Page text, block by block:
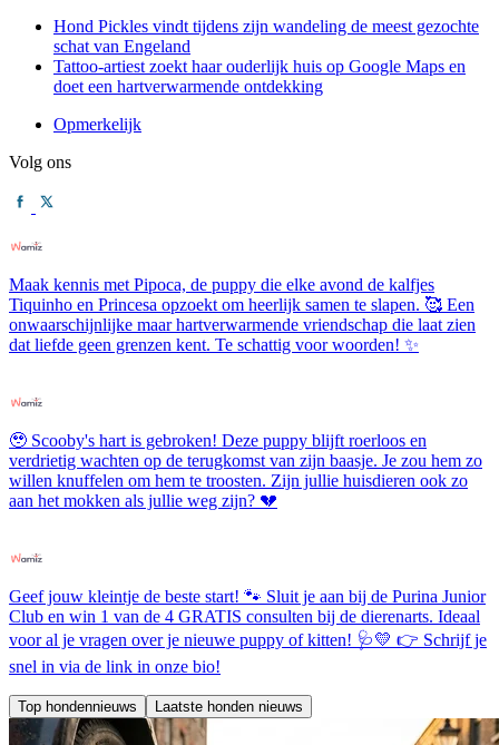
Hond Pickles vindt tijdens zijn wandeling de meest gezochte
schat van Engeland
Tattoo-artiest zoekt haar ouderlijk huis op Google Maps en
doet een hartverwarmende ontdekking
Opmerkelijk
Volg ons
Maak kennis met Pipoca, de puppy die elke avond de kalfjes
Tiquinho en Princesa opzoekt om heerlijk samen te slapen. 🥰 Een
onwaarschijnlijke maar hartverwarmende vriendschap die laat zien
dat liefde geen grenzen kent. Te schattig voor woorden! ✨
🥹 Scooby's hart is gebroken! Deze puppy blijft roerloos en
verdrietig wachten op de terugkomst van zijn baasje. Je zou hem zo
willen knuffelen om hem te troosten. Zijn jullie huisdieren ook zo
aan het mokken als jullie weg zijn? 💔
Geef jouw kleintje de beste start! 🐾 Sluit je aan bij de Purina Junior
Club en win 1 van de 4 GRATIS consulten bij de dierenarts. Ideaal
voor al je vragen over je nieuwe puppy of kitten! 🩺💛 👉 Schrijf je
snel in via de link in onze bio!
Top hondennieuws Laatste honden nieuws